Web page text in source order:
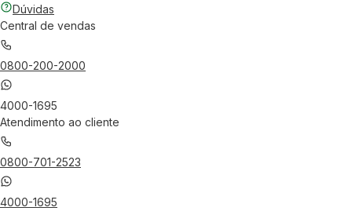
Dúvidas
Central de vendas
0800-200-2000
4000-1695
Atendimento ao cliente
0800-701-2523
4000-1695